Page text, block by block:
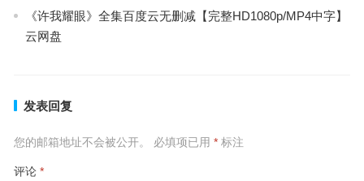
《许我耀眼》全集百度云无删减【完整HD1080p/MP4中字】
云网盘
发表回复
您的邮箱地址不会被公开。 必填项已用 *标注
评论 *